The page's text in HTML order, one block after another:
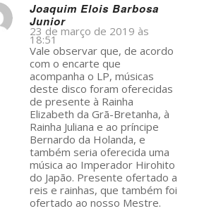
Joaquim Elois Barbosa
Junior
s
23 de março de 2019 às
18:51
Vale observar que, de acordo
com o encarte que
acompanha o LP, músicas
deste disco foram oferecidas
de presente à Rainha
Elizabeth da Grã-Bretanha, à
Rainha Juliana e ao príncipe
Bernardo da Holanda, e
também seria oferecida uma
música ao Imperador Hirohito
do Japão. Presente ofertado a
reis e rainhas, que também foi
ofertado ao nosso Mestre.